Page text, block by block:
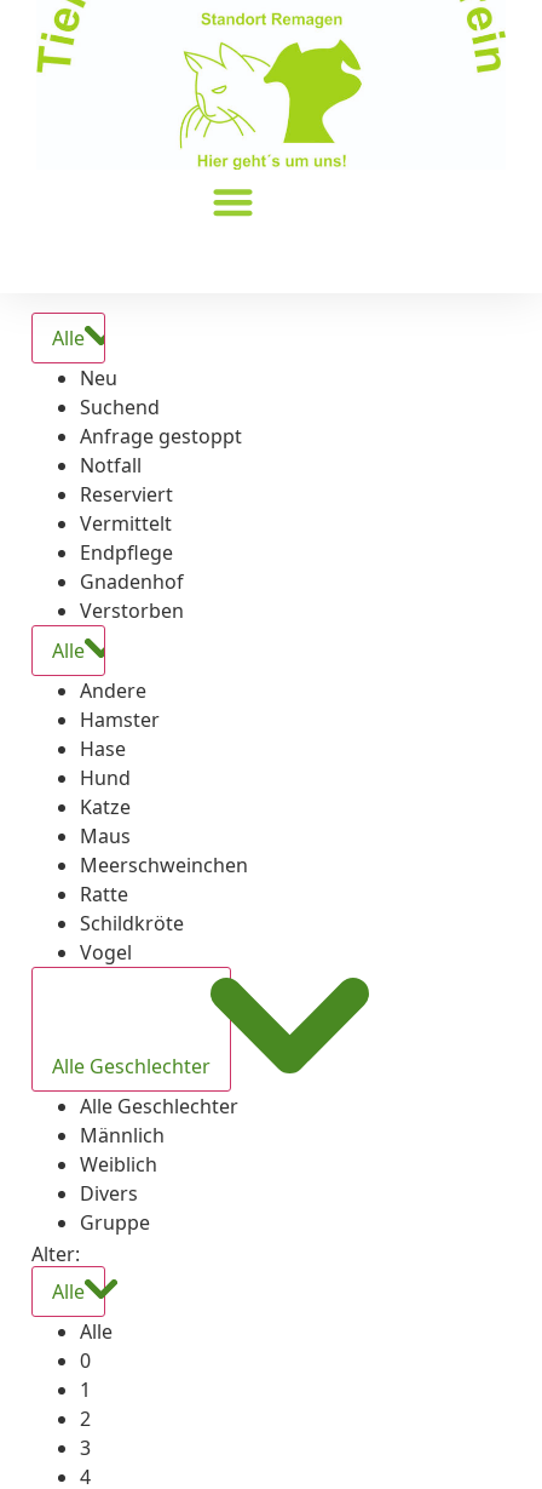
Alle
Neu
Suchend
Anfrage gestoppt
Notfall
Reserviert
Vermittelt
Endpflege
Gnadenhof
Verstorben
Alle
Andere
Hamster
Hase
Hund
Katze
Maus
Meerschweinchen
Ratte
Schildkröte
Vogel
Alle Geschlechter
Alle Geschlechter
Männlich
Weiblich
Divers
Gruppe
Alter:
Alle
Alle
0
1
2
3
4